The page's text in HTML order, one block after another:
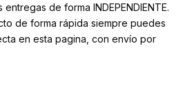
de forma INDEPENDIENTE.
de forma rápida siempre puedes
en esta pagina, con envío por